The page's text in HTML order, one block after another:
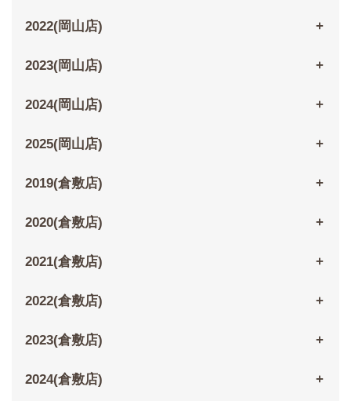
2022(岡山店)
2023(岡山店)
2024(岡山店)
2025(岡山店)
2019(倉敷店)
2020(倉敷店)
2021(倉敷店)
2022(倉敷店)
2023(倉敷店)
2024(倉敷店)